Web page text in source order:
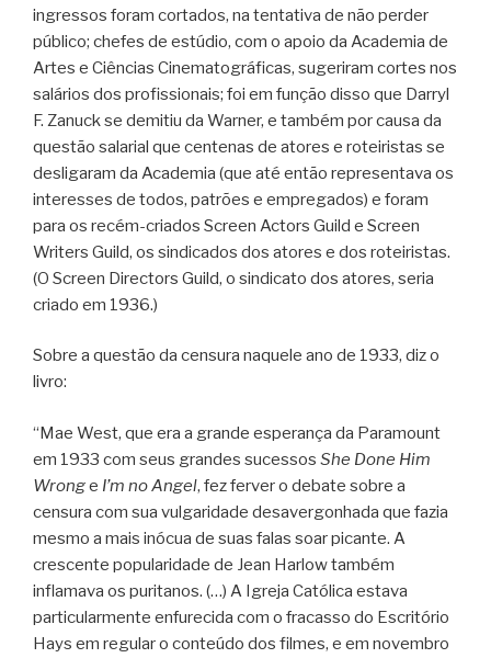
ingressos foram cortados, na tentativa de não perder
público; chefes de estúdio, com o apoio da Academia de
Artes e Ciências Cinematográficas, sugeriram cortes nos
salários dos profissionais; foi em função disso que Darryl
F. Zanuck se demitiu da Warner, e também por causa da
questão salarial que centenas de atores e roteiristas se
desligaram da Academia (que até então representava os
interesses de todos, patrões e empregados) e foram
para os recém-criados Screen Actors Guild e Screen
Writers Guild, os sindicados dos atores e dos roteiristas.
(O Screen Directors Guild, o sindicato dos atores, seria
criado em 1936.)
Sobre a questão da censura naquele ano de 1933, diz o
livro:
“Mae West, que era a grande esperança da Paramount
em 1933 com seus grandes sucessos She Done Him
Wronge I’m no Angel, fez ferver o debate sobre a
censura com sua vulgaridade desavergonhada que fazia
mesmo a mais inócua de suas falas soar picante. A
crescente popularidade de Jean Harlow também
inflamava os puritanos. (…) A Igreja Católica estava
particularmente enfurecida com o fracasso do Escritório
Hays em regular o conteúdo dos filmes, e em novembro